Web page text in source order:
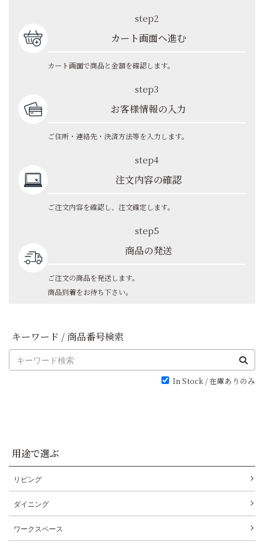
step2
カート画面へ進む
カート画面で商品と金額を確認します。
step3
お客様情報の入力
ご住所・連絡先・決済方法等を入力します。
step4
注文内容の確認
ご注文内容を確認し、注文確定します。
step5
商品の発送
ご注文の商品を発送します。
商品到着をお待ち下さい。
キーワード / 商品番号検索
In Stock / 在庫ありのみ
用途で選ぶ
リビング
ダイニング
ワークスペース